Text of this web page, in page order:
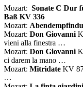
Mozart: Sonate C Dur
Baß KV 336
Mozart:
Mozart: Don Giovanni
vieni alla finestra …
Mozart: Don Giovanni
ci darem la mano …
Mozart: Mitridate KV
…